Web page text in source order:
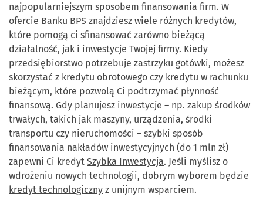
najpopularniejszym sposobem finansowania firm. W
ofercie Banku BPS znajdziesz wiele różnych kredytów,
które pomogą ci sfinansować zarówno bieżącą
działalność, jak i inwestycje Twojej firmy. Kiedy
przedsiębiorstwo potrzebuje zastrzyku gotówki, możesz
skorzystać z kredytu obrotowego czy kredytu w rachunku
bieżącym, które pozwolą Ci podtrzymać płynność
finansową. Gdy planujesz inwestycje – np. zakup środków
trwałych, takich jak maszyny, urządzenia, środki
transportu czy nieruchomości – szybki sposób
finansowania nakładów inwestycyjnych (do 1 mln zł)
zapewni Ci kredyt Szybka Inwestycja. Jeśli myślisz o
wdrożeniu nowych technologii, dobrym wyborem będzie
kredyt technologiczny z unijnym wsparciem.